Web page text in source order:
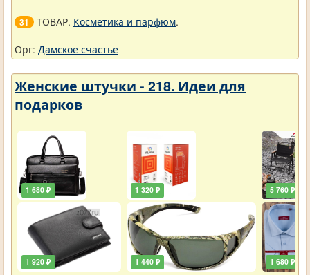
31 ТОВАР. Косметика и парфюм.
Орг: Дамское счастье
Женские штучки - 218. Идеи для
подарков
1 680 ₽
1 920 ₽
1 320 ₽
1 440 ₽
5 760 ₽
1 680 ₽